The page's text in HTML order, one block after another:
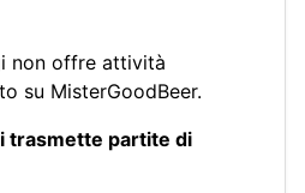
non offre attività
su MisterGoodBeer.
trasmette partite di